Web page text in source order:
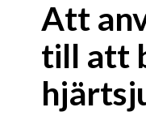
Att
till att